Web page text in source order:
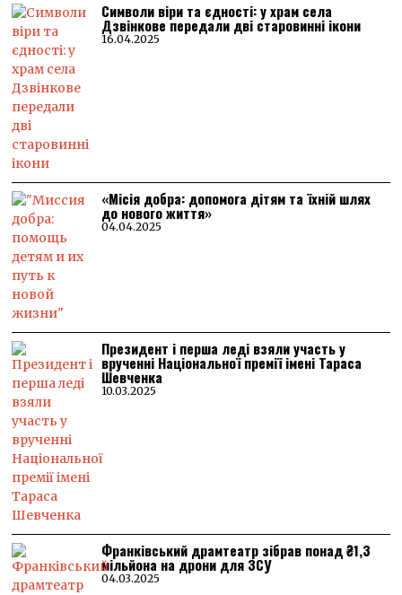
Символи віри та єдності: у храм села
Дзвінкове передали дві старовинні ікони
16.04.2025
«Місія добра: допомога дітям та їхній шлях
до нового життя»
04.04.2025
Президент і перша леді взяли участь у
врученні Національної премії імені Тараса
Шевченка
10.03.2025
Франківський драмтеатр зібрав понад ₴1,3
мільйона на дрони для ЗСУ
04.03.2025